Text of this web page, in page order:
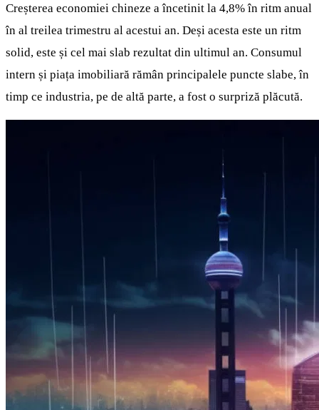
Creșterea economiei chineze a încetinit la 4,8% în ritm anual
în al treilea trimestru al acestui an. Deși acesta este un ritm
solid, este și cel mai slab rezultat din ultimul an. Consumul
intern și piața imobiliară rămân principalele puncte slabe, în
timp ce industria, pe de altă parte, a fost o surpriză plăcută.